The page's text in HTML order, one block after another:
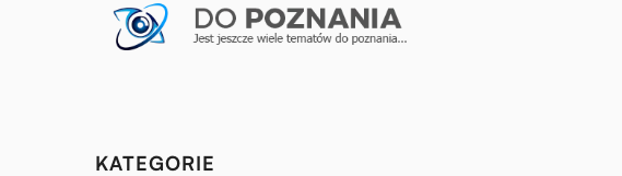
KATEGORIE